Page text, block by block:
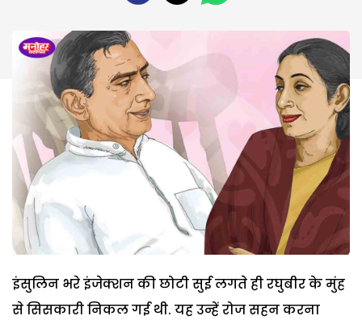
इंसुलिन भरे इंजेक्शन की छोटी सुई लगते ही रघुबीर के मुंह
से सिसकारी निकल गई थी. यह उन्हें रोज सहन करना